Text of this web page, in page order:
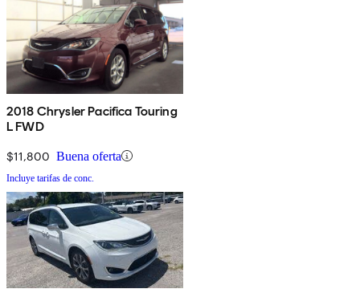
2018 Chrysler Pacifica Touring
L FWD
$11,800 Buena oferta
Incluye tarifas de conc.